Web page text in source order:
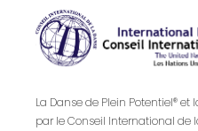
La Danse de Plein Potentiel®
par le Conseil International de